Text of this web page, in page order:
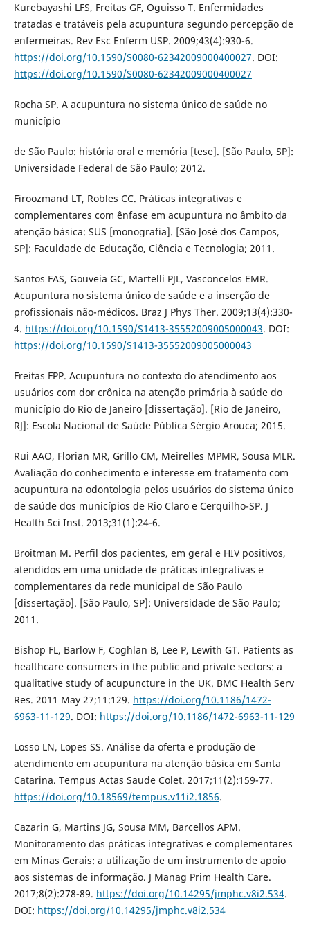
Kurebayashi LFS, Freitas GF, Oguisso T. Enfermidades
tratadas e tratáveis pela acupuntura segundo percepção de
enfermeiras. Rev Esc Enferm USP. 2009;43(4):930-6.
https://doi.org/10.1590/S0080-62342009000400027. DOI:
https://doi.org/10.1590/S0080-62342009000400027
Rocha SP. A acupuntura no sistema único de saúde no
município
de São Paulo: história oral e memória [tese]. [São Paulo, SP]:
Universidade Federal de São Paulo; 2012.
Firoozmand LT, Robles CC. Práticas integrativas e
complementares com ênfase em acupuntura no âmbito da
atenção básica: SUS [monografia]. [São José dos Campos,
SP]: Faculdade de Educação, Ciência e Tecnologia; 2011.
Santos FAS, Gouveia GC, Martelli PJL, Vasconcelos EMR.
Acupuntura no sistema único de saúde e a inserção de
profissionais não-médicos. Braz J Phys Ther. 2009;13(4):330-
4. https://doi.org/10.1590/S1413-35552009005000043. DOI:
https://doi.org/10.1590/S1413-35552009005000043
Freitas FPP. Acupuntura no contexto do atendimento aos
usuários com dor crônica na atenção primária à saúde do
município do Rio de Janeiro [dissertação]. [Rio de Janeiro,
RJ]: Escola Nacional de Saúde Pública Sérgio Arouca; 2015.
Rui AAO, Florian MR, Grillo CM, Meirelles MPMR, Sousa MLR.
Avaliação do conhecimento e interesse em tratamento com
acupuntura na odontologia pelos usuários do sistema único
de saúde dos municípios de Rio Claro e Cerquilho-SP. J
Health Sci Inst. 2013;31(1):24-6.
Broitman M. Perfil dos pacientes, em geral e HIV positivos,
atendidos em uma unidade de práticas integrativas e
complementares da rede municipal de São Paulo
[dissertação]. [São Paulo, SP]: Universidade de São Paulo;
2011.
Bishop FL, Barlow F, Coghlan B, Lee P, Lewith GT. Patients as
healthcare consumers in the public and private sectors: a
qualitative study of acupuncture in the UK. BMC Health Serv
Res. 2011 May 27;11:129. https://doi.org/10.1186/1472-
6963-11-129. DOI: https://doi.org/10.1186/1472-6963-11-129
Losso LN, Lopes SS. Análise da oferta e produção de
atendimento em acupuntura na atenção básica em Santa
Catarina. Tempus Actas Saude Colet. 2017;11(2):159-77.
https://doi.org/10.18569/tempus.v11i2.1856.
Cazarin G, Martins JG, Sousa MM, Barcellos APM.
Monitoramento das práticas integrativas e complementares
em Minas Gerais: a utilização de um instrumento de apoio
aos sistemas de informação. J Manag Prim Health Care.
2017;8(2):278-89. https://doi.org/10.14295/jmphc.v8i2.534.
DOI: https://doi.org/10.14295/jmphc.v8i2.534